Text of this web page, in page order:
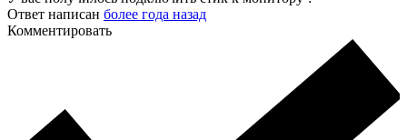
Ответ написан более года назад
Комментировать